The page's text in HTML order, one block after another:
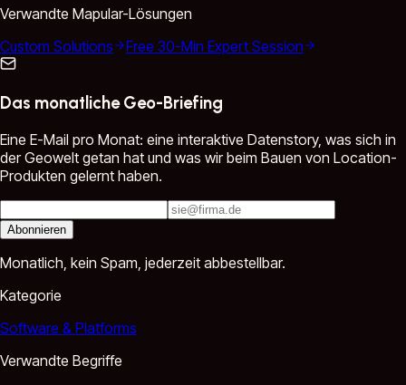
Verwandte Mapular-Lösungen
Custom Solutions
Free 30-Min Expert Session
Das monatliche Geo-Briefing
Eine E-Mail pro Monat: eine interaktive Datenstory, was sich in
der Geowelt getan hat und was wir beim Bauen von Location-
Produkten gelernt haben.
Abonnieren
Monatlich, kein Spam, jederzeit abbestellbar.
Kategorie
Software & Platforms
Verwandte Begriffe